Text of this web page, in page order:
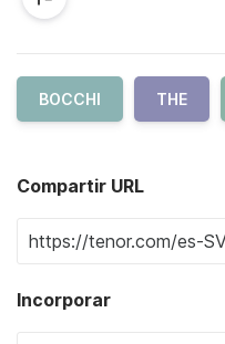
BOCCHI THE
Compartir URL
Incorporar